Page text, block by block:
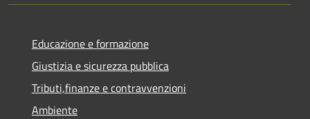
Educazione e formazione
Giustizia e sicurezza pubblica
Tributi,finanze e contravvenzioni
Ambiente